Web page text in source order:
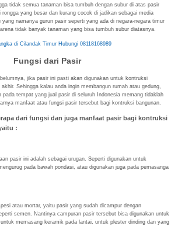
tidak semua tanaman bisa tumbuh dengan subur di atas pasir
yang besar dan kurang cocok di jadikan sebagai media
namanya gurun pasir seperti yang ada di negara-negara timur
tidak banyak tanaman yang bisa tumbuh subur diatasnya.
di Cilandak Timur Hubungi 08118168989
Fungsi dari Pasir
jika pasir ini pasti akan digunakan untuk kontruksi
Sehingga kalau anda ingin membangun rumah atau gedung,
pada tempat yang jual pasir di seluruh Indonesia memang tidaklah
manfaat atau fungsi pasir tersebut bagi kontruksi bangunan.
dari fungsi dan juga manfaat pasir bagi kontruksi
:
pasir ini adalah sebagai urugan. Seperti digunakan untuk
pada bawah pondasi, atau digunakan juga pada pemasanga
atau mortar, yaitu pasir yang sudah dicampur dengan
semen. Nantinya campuran pasir tersebut bisa digunakan untuk
memasang keramik pada lantai, untuk plester dinding dan yang